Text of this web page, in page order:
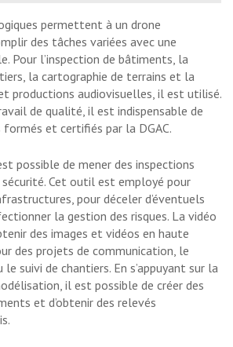
permettent à un drone
des tâches variées avec une
Pour l’inspection de bâtiments, la
la cartographie de terrains et la
productions audiovisuelles, il est utilisé.
de qualité, il est indispensable de
et certifiés par la DGAC.
possible de mener des inspections
Cet outil est employé pour
pour déceler d’éventuels
la gestion des risques. La vidéo
des images et vidéos en haute
des projets de communication, le
suivi de chantiers. En s’appuyant sur la
il est possible de créer des
et d’obtenir des relevés